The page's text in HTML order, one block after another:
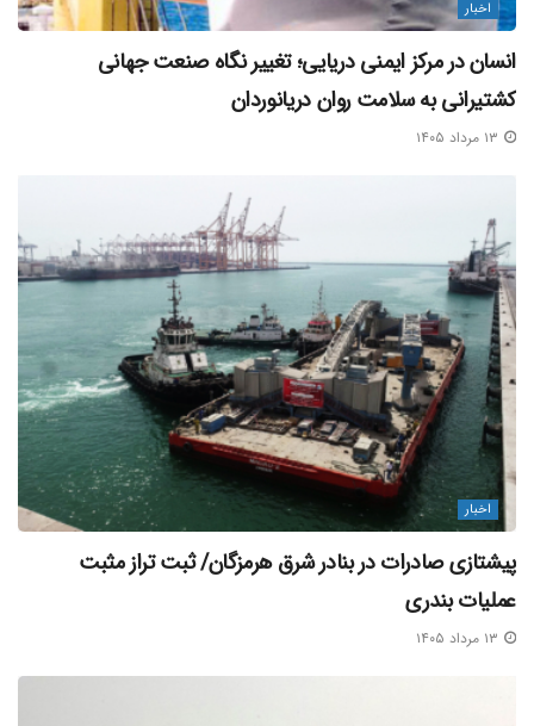
اخبار
انسان در مرکز ایمنی دریایی؛ تغییر نگاه صنعت جهانی
کشتیرانی به سلامت روان دریانوردان
اخبار
پیشتازی صادرات در بنادر شرق هرمزگان/ ثبت تراز مثبت
عملیات بندری